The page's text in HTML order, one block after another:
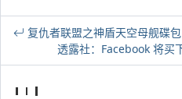
复仇者联盟之神盾天空母舰碟包
透露社：Facebook 将买